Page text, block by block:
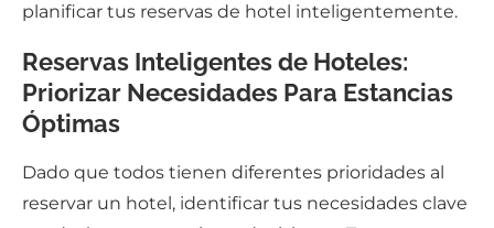
planificar tus reservas de hotel inteligentemente.
Reservas Inteligentes de Hoteles:
Priorizar Necesidades Para Estancias
Óptimas
Dado que todos tienen diferentes prioridades al
reservar un hotel, identificar tus necesidades clave